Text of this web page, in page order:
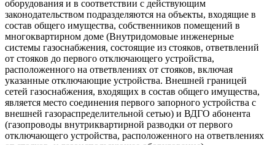
оборудования и в соответствии с действующим
законодательством подразделяются на объекты, входящие в
состав общего имущества, собственников помещений в
многоквартирном доме (Внутридомовые инженерные
системы газоснабжения, состоящие из стояков, ответвлений
от стояков до первого отключающего устройства,
расположенного на ответвлениях от стояков, включая
указанные отключающие устройства. Внешней границей
сетей газоснабжения, входящих в состав общего имущества,
является место соединения первого запорного устройства с
внешней газораспределительной сетью) и ВДГО абонента
(газопроводы внутриквартирной разводки от первого
отключающего устройства, расположенного на ответвлениях